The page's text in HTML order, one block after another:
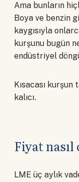
Ama bunların
Boya ve benzin
kaygısıyla
kurşunu bugün
endüstriyel
Kısacası
kalıcı.
Fiyat
LME üç aylık